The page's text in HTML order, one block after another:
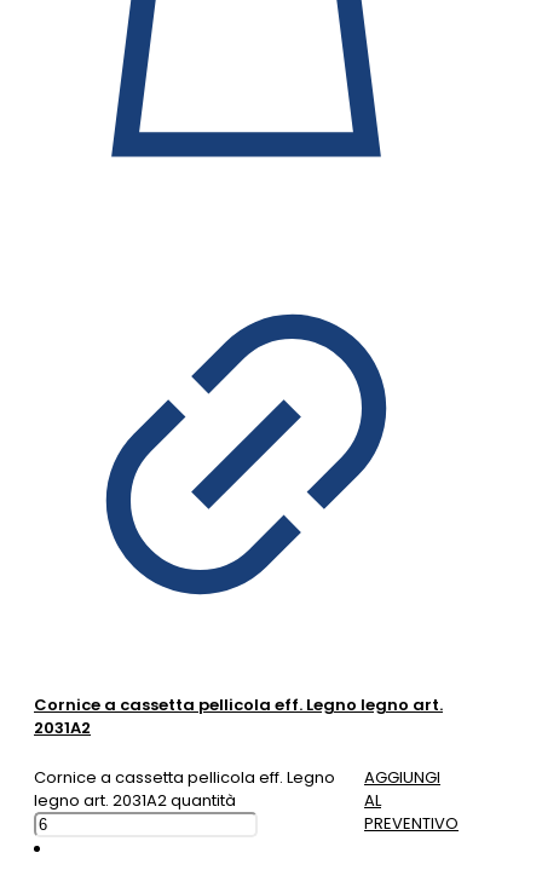
Cornice a cassetta pellicola eff. Legno legno art.
2031A2
Cornice a cassetta pellicola eff. Legno
legno art. 2031A2 quantità
AGGIUNGI
AL
PREVENTIVO